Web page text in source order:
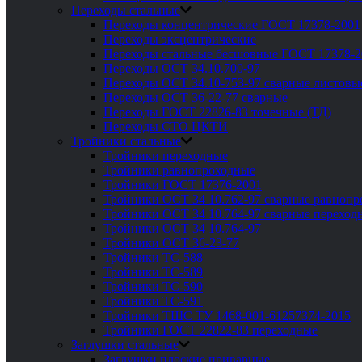
Переходы стальные
Переходы концентрические ГОСТ 17378-2001
Переходы эксцентрические
Переходы стальные бесшовные ГОСТ 17378-
Переходы ОСТ 34.10.700-97
Переходы ОСТ 34.10-753-97 сварные
Переходы ОСТ 36-22-77 сварные
Переходы ГОСТ 22826-83 точечные (ТД)
Переходы СТО ЦКТИ
Тройники стальные
Тройники переходные
Тройники равнопроходные
Тройники ГОСТ 17376-2001
Тройники ОСТ 34 10.762-97 сварные
Тройники ОСТ 34 10.764-97 сварные
Тройники ОСТ 34 10.764-97
Тройники ОСТ 36-23-77
Тройники ТС-588
Тройники ТС-589
Тройники ТС-590
Тройники ТС-591
Тройники ТШС ТУ 1468-001-61257374-2015
Тройники ГОСТ 22822-83 переходные
Заглушки стальные
Заглушки плоские приварные